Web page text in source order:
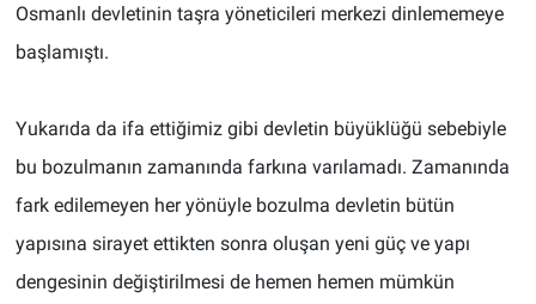
Osmanlı devletinin taşra yöneticileri merkezi dinlememeye
başlamıştı.
Yukarıda da ifa ettiğimiz gibi devletin büyüklüğü sebebiyle
bu bozulmanın zamanında farkına varılamadı. Zamanında
fark edilemeyen her yönüyle bozulma devletin bütün
yapısına sirayet ettikten sonra oluşan yeni güç ve yapı
dengesinin değiştirilmesi de hemen hemen mümkün